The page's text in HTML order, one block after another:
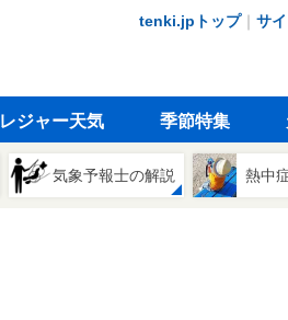
tenki.jpトップ｜ サ
レジャー天気 季節特集
気象予報士の解説 熱中